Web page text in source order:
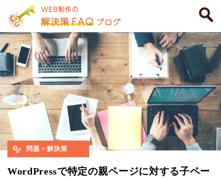
問題 × 解決策
WordPressで特定の親ページに対する子ペー